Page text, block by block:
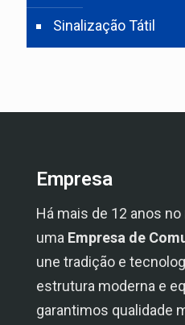
Sinalização Tátil
Empresa
Há mais de 12 anos no
uma Empresa de
une tradição e
estrutura moderna e
garantimos qualidade